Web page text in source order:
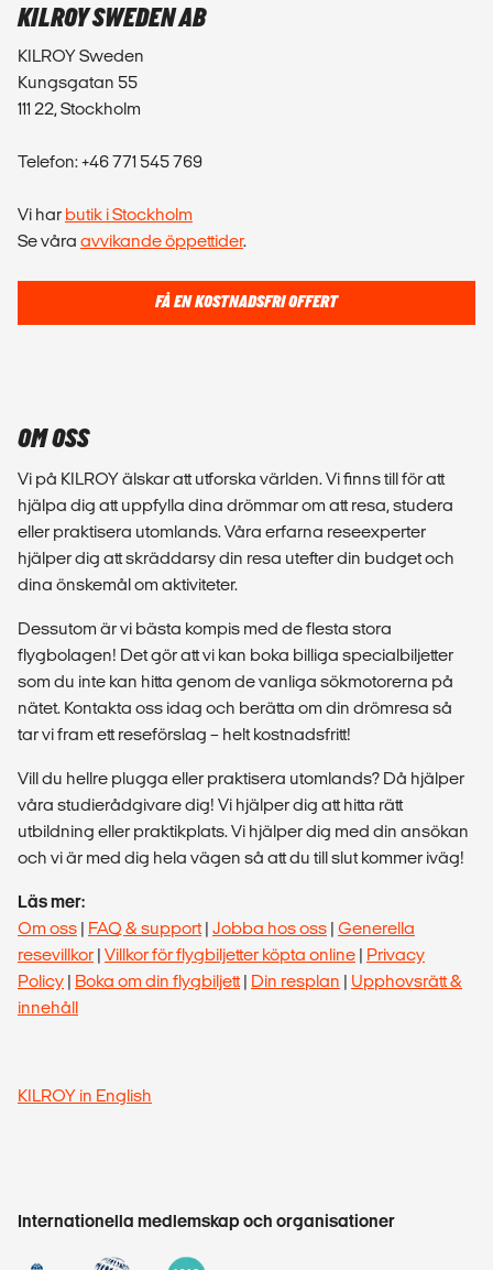
KILROY SWEDEN AB
KILROY Sweden
Kungsgatan 55
111 22, Stockholm
Telefon: +46 771 545 769
Vi har butik i Stockholm
Se våra avvikande öppettider.
FÅ EN KOSTNADSFRI OFFERT
OM OSS
Vi på KILROY älskar att utforska världen. Vi finns till för att
hjälpa dig att uppfylla dina drömmar om att resa, studera
eller praktisera utomlands. Våra erfarna reseexperter
hjälper dig att skräddarsy din resa utefter din budget och
dina önskemål om aktiviteter.
Dessutom är vi bästa kompis med de flesta stora
flygbolagen! Det gör att vi kan boka billiga specialbiljetter
som du inte kan hitta genom de vanliga sökmotorerna på
nätet. Kontakta oss idag och berätta om din drömresa så
tar vi fram ett reseförslag – helt kostnadsfritt!
Vill du hellre plugga eller praktisera utomlands? Då hjälper
våra studierådgivare dig! Vi hjälper dig att hitta rätt
utbildning eller praktikplats. Vi hjälper dig med din ansökan
och vi är med dig hela vägen så att du till slut kommer iväg!
Läs mer:
Om oss | FAQ & support| Jobba hos oss | Generella
resevillkor | Villkor för flygbiljetter köpta online | Privacy
Policy | Boka om din flygbiljett| Din resplan | Upphovsrätt &
innehåll
KILROY in English
Internationella medlemskap och organisationer